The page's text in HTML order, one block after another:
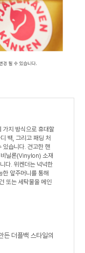
가지 방식으로 휴대할
백, 그리고 패딩 처
있습니다. 견고한 핸
비닐론(Vinylon) 소재
다. 위켄더는 넉넉한
한 앞주머니를 통해
또는 세탁물을 메인
든 더플백 스타일의